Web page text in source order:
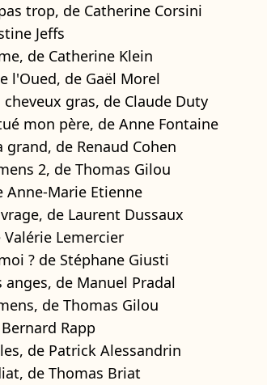
trop, de Catherine Corsini
Jeffs
de Catherine Klein
l'Oued, de Gaël Morel
gras, de Claude Duty
mon père, de Anne Fontaine
grand, de Renaud Cohen
2, de Thomas Gilou
Anne-Marie Etienne
de Laurent Dussaux
Valérie Lemercier
? de Stéphane Giusti
anges, de Manuel Pradal
de Thomas Gilou
Rapp
de Patrick Alessandrin
de Thomas Briat